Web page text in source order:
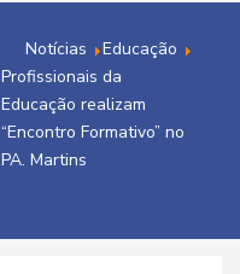
Notícias
Educação
Profissionais da
Educação realizam
“Encontro Formativo” no
PA. Martins